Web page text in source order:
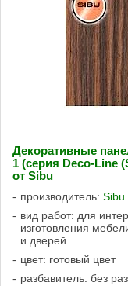
Декоративные
1 (серия Deco-Line
от Sibu
производитель: Sibu
вид работ: для
изготовления
и дверей
цвет: готовый цвет
разбавитель: без